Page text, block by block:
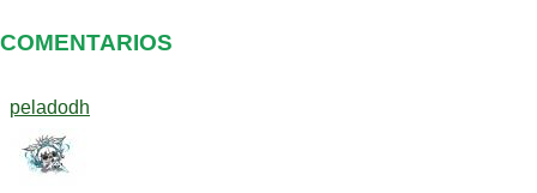
COMENTARIOS
peladodh